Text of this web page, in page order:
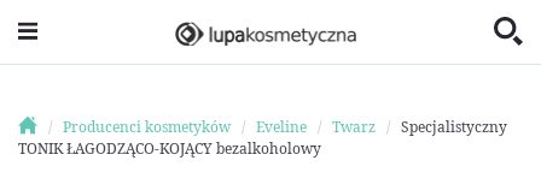
Producenci kosmetyków Eveline Twarz
Specjalistyczny
TONIK ŁAGODZĄCO-KOJĄCY bezalkoholowy